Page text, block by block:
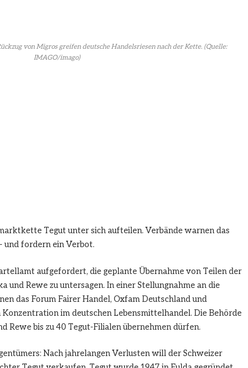
von Migros greifen deutsche Handelsriesen nach der Kette. (Quelle:
IMAGO/imago)
Tegut unter sich aufteilen. Verbände warnen das
und fordern ein Verbot.
aufgefordert, die geplante Übernahme von Teilen der
und Rewe zu untersagen. In einer Stellungnahme an die
das Forum Fairer Handel, Oxfam Deutschland und
im deutschen Lebensmittelhandel. Die Behörde
Rewe bis zu 40 Tegut-Filialen übernehmen dürfen.
Nach jahrelangen Verlusten will der Schweizer